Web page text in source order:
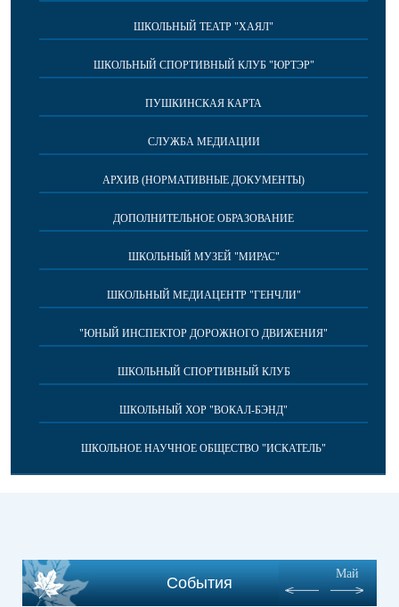
ШКОЛЬНЫЙ ТЕАТР "ХАЯЛ"
ШКОЛЬНЫЙ СПОРТИВНЫЙ КЛУБ "ЮРТЭР"
ПУШКИНСКАЯ КАРТА
СЛУЖБА МЕДИАЦИИ
АРХИВ (НОРМАТИВНЫЕ ДОКУМЕНТЫ)
ДОПОЛНИТЕЛЬНОЕ ОБРАЗОВАНИЕ
ШКОЛЬНЫЙ МУЗЕЙ "МИРАС"
ШКОЛЬНЫЙ МЕДИАЦЕНТР "ГЕНЧЛИ"
"ЮНЫЙ ИНСПЕКТОР ДОРОЖНОГО ДВИЖЕНИЯ"
ШКОЛЬНЫЙ СПОРТИВНЫЙ КЛУБ
ШКОЛЬНЫЙ ХОР "ВОКАЛ-БЭНД"
ШКОЛЬНОЕ НАУЧНОЕ ОБЩЕСТВО "ИСКАТЕЛЬ"
События
Май